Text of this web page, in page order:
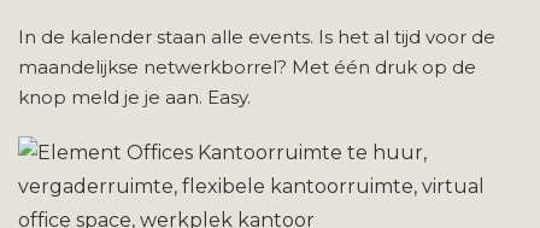
In de kalender staan alle events. Is het al tijd voor de
maandelijkse netwerkborrel? Met één druk op de
knop meld je je aan. Easy.